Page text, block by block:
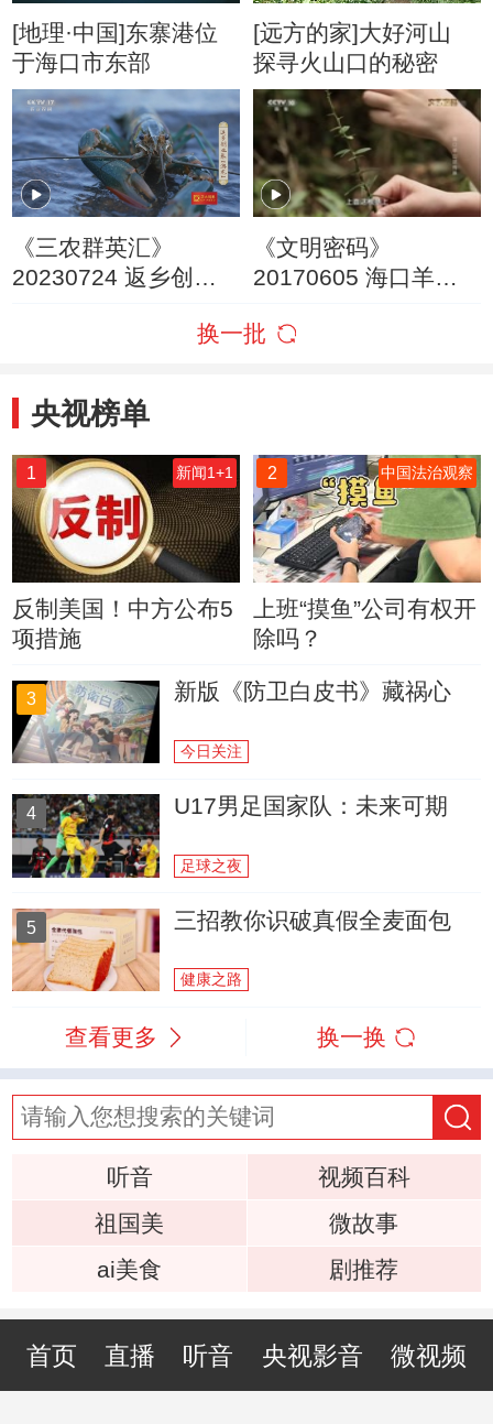
[地理·中国]东寨港位
于海口市东部
[远方的家]大好河山
探寻火山口的秘密
《三农群英汇》
20230724 返乡创业
《文明密码》
20170605 海口羊山
换一批
央视榜单
1 新闻1+1
反制美国！中方公布5
项措施
2 中国法治观察
上班“摸鱼”公司有权开
除吗？
3 新版《防卫白皮书》藏祸心
今日关注
4 U17男足国家队：未来可期
足球之夜
5 三招教你识破真假全麦面包
健康之路
查看更多 换一换
听音
视频百科
祖国美
微故事
ai美食
剧推荐
首页 直播 听音 央视影音 微视频